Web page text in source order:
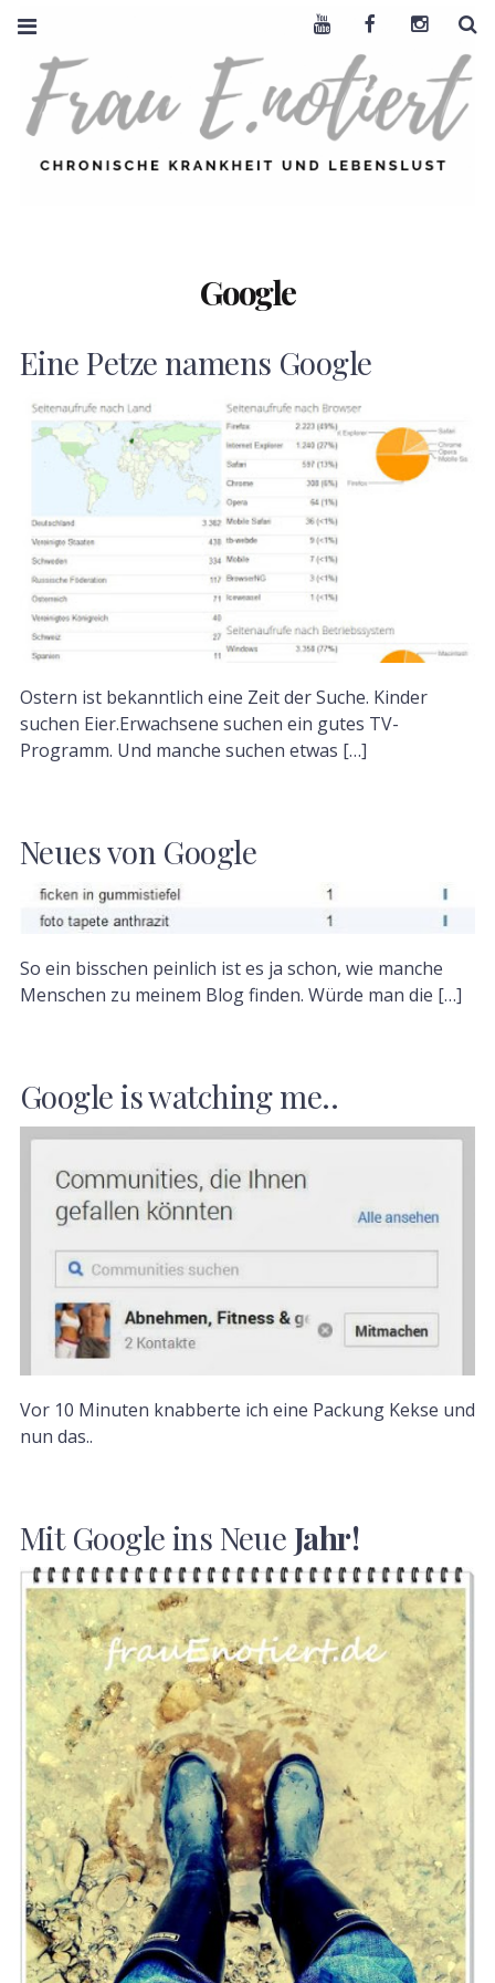
Google
Eine Petze namens Google
Ostern ist bekanntlich eine Zeit der Suche. Kinder
suchen Eier.Erwachsene suchen ein gutes TV-
Programm. Und manche suchen etwas […]
Neues von Google
So ein bisschen peinlich ist es ja schon, wie manche
Menschen zu meinem Blog finden. Würde man die […]
Google is watching me..
Vor 10 Minuten knabberte ich eine Packung Kekse und
nun das..
Mit Google ins Neue Jahr!
Youtube Facebook